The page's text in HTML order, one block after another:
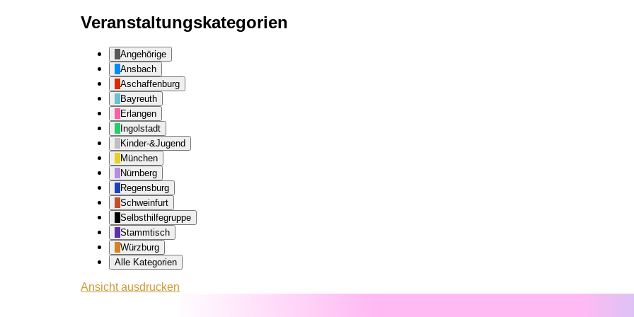
Veranstaltungskategorien
Angehörige
Ansbach
Aschaffenburg
Bayreuth
Erlangen
Ingolstadt
Kinder-&Jugend
München
Nürnberg
Regensburg
Schweinfurt
Selbsthilfegruppe
Stammtisch
Würzburg
Alle Kategorien
Ansichtausdrucken